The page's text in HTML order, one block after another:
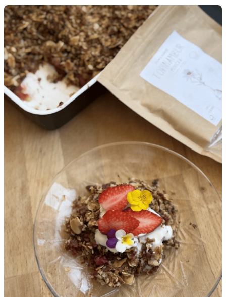
ý
p
i
s
č
l
á
n
k
ů